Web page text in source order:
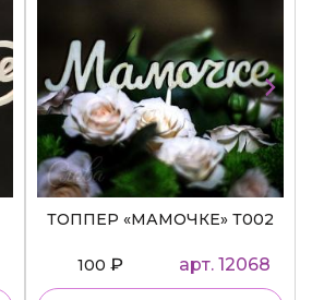
ТОППЕР «МАМОЧКЕ» Т002
100₽ арт. 12068